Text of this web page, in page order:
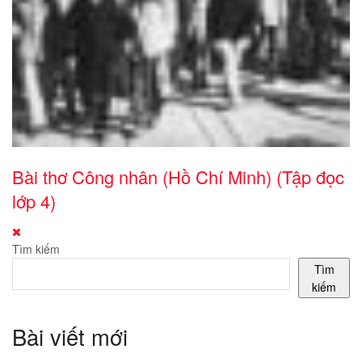
Bài thơ Công nhân (Hồ Chí Minh) (Tập đọc
lớp 4)
Tìm kiếm
Tìm
kiếm
Bài viết mới